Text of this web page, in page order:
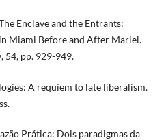
Enclave and the Entrants:
Miami Before and After Mariel.
54, pp. 929-949.
A requiem to late liberalism.
Prática: Dois paradigmas da